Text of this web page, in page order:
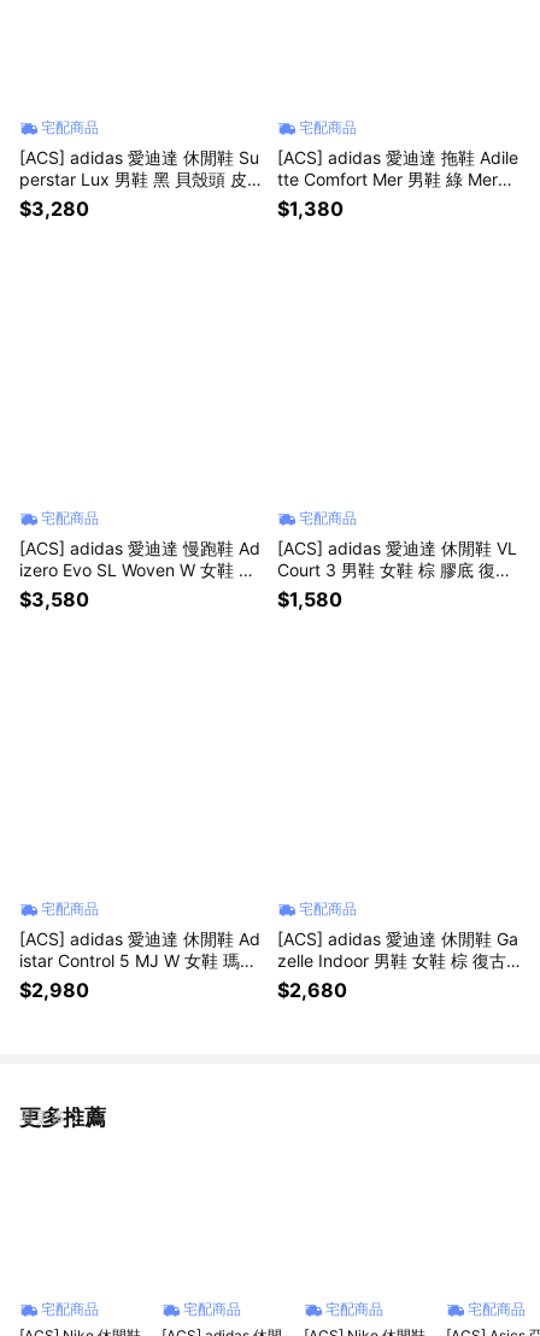
宅配商品
[ACS] adidas 愛迪達 休閒鞋 Su
perstar Lux 男鞋 黑 貝殼頭 皮
革 JQ4314
$3,280
宅配商品
[ACS] adidas 愛迪達 拖鞋 Adile
tte Comfort Mer 男鞋 綠 Merce
des 賓士 KI6072
$1,380
宅配商品
[ACS] adidas 愛迪達 慢跑鞋 Ad
izero Evo SL Woven W 女鞋 黑
緩震 運動鞋 KI6929
$3,580
宅配商品
[ACS] adidas 愛迪達 休閒鞋 VL
Court 3 男鞋 女鞋 棕 膠底 復古
JP7536
$1,580
宅配商品
[ACS] adidas 愛迪達 休閒鞋 Ad
istar Control 5 MJ W 女鞋 瑪莉
珍鞋 黑 透氣 LA1824
$2,980
宅配商品
[ACS] adidas 愛迪達 休閒鞋 Ga
zelle Indoor 男鞋 女鞋 棕 復古
德訓鞋 KJ3478
$2,680
更多推薦
看更多
宅配商品
宅配商品
宅配商品
宅配商品